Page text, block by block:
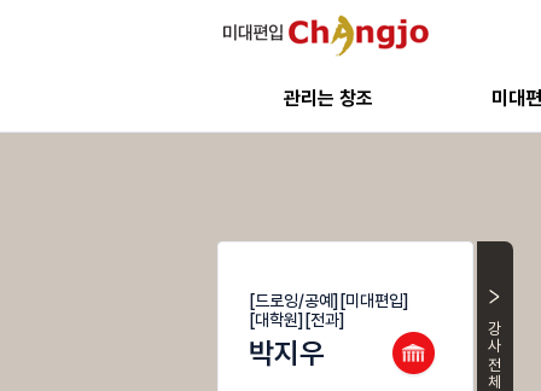
관리는 창조 미대
[드로잉/공예][미대편입]
[대학원][전과]
박지우 강사 전체